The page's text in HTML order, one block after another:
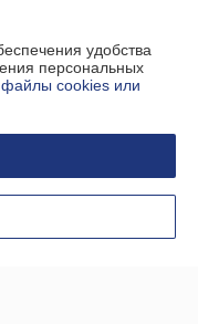
спасибо за
удобства
персональных
cookies или